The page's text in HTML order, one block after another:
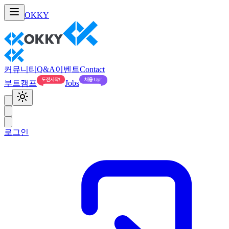
OKKY
커뮤니티 Q&A이벤트Contact
부트캠프
Jobs
로그인